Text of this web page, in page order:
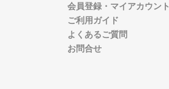
会員登録・マイアカウント
ご利用ガイド
よくあるご質問
お問合せ